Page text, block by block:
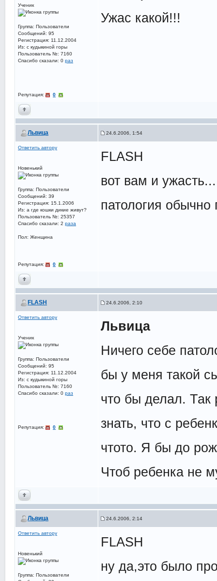
Ученик
Группа: Пользователи
Сообщений: 95
Регистрация: 11.12.2004
Из: с кудыкиной горы
Пользователь №: 7160
Спасибо сказали: 0 раз
Репутация: 0
Ужас какой!!!
Львица 24.6.2006, 1:54
Ответить автору
Новенький
Группа: Пользователи
Сообщений: 39
Регистрация: 15.1.2006
Из: а где кошки дикие живут?
Пользователь №: 25357
Спасибо сказали: 2 раза
Пол: Женщина
Репутация: 0
FLASH
вот вам и
патология обычно
FLASH 24.6.2006, 2:10
Ответить автору
Ученик
Группа: Пользователи
Сообщений: 95
Регистрация: 11.12.2004
Из: с кудыкиной горы
Пользователь №: 7160
Спасибо сказали: 0 раз
Репутация: 0
Львица
Ничего себе
бы у меня такой
что бы делал.
знать, что с
чтото. Я бы до
Чтоб ребенка не
Львица 24.6.2006, 2:14
Ответить автору
Новенький
Группа: Пользователи
FLASH
ну да,это было